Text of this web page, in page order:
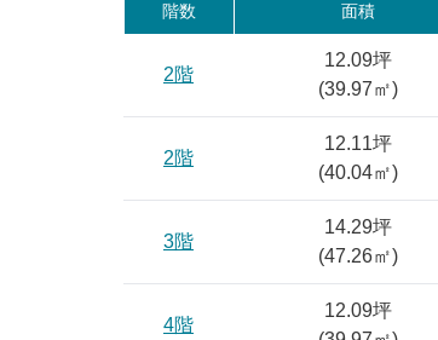
階数 面積
2階
12.09坪
(39.97㎡)
2階
12.11坪
(40.04㎡)
3階
14.29坪
(47.26㎡)
4階
12.09坪